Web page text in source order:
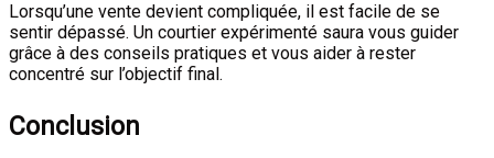
Lorsqu’une vente devient compliquée, il est facile de se
sentir dépassé. Un courtier expérimenté saura vous guider
grâce à des conseils pratiques et vous aider à rester
concentré sur l’objectif final.
Conclusion